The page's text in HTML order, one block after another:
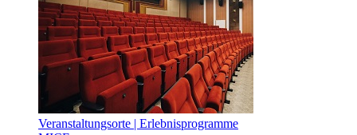
Veranstaltungsorte | Erlebnisprogramme